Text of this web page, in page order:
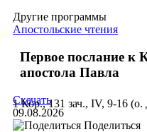
Другие программы
Апостольские чтения
Первое послание к
апостола Павла
1 Кор., 131 зач., IV, 9-16
Скачать
09.08.2026
Поделиться